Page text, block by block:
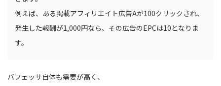
例えば、ある掲載アフィリエイト広告Aが100クリックされ、
発生した報酬が1,000円なら、その広告のEPCは10となりま
す。
バフェッサ自体も需要が高く、